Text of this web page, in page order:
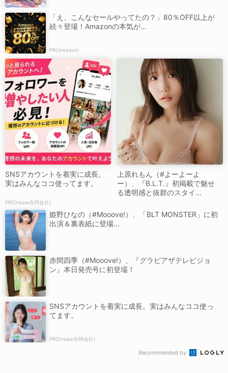
「え、こんなセールやってたの？」80％OFF以上が
続々登場！Amazonの本気が...
PR(Amazon)
SNSアカウントを着実に成長。
実はみんなココ使ってます。
PR(Dreaw合同会社)
上原れもん（#よーよーよ
ー）、『B.L.T.』初掲載で魅せ
る透明感と抜群のスタイ...
姫野ひなの（#Mooove!）、「BLT MONSTER」に初
出演＆裏表紙に登場...
赤間四季（#Mooove!）、『グラビアザテレビジョ
ン』本日発売号に初登場！
SNSアカウントを着実に成長。実はみんなココ使っ
てます。
PR(Dreaw合同会社)
Recommended by